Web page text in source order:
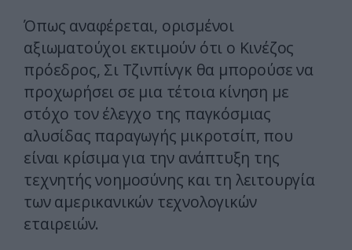
Όπως αναφέρεται, ορισμένοι
αξιωματούχοι εκτιμούν ότι ο Κινέζος
πρόεδρος, Σι Τζινπίνγκ θα μπορούσε να
προχωρήσει σε μια τέτοια κίνηση με
στόχο τον έλεγχο της παγκόσμιας
αλυσίδας παραγωγής μικροτσίπ, που
είναι κρίσιμα για την ανάπτυξη της
τεχνητής νοημοσύνης και τη λειτουργία
των αμερικανικών τεχνολογικών
εταιρειών.